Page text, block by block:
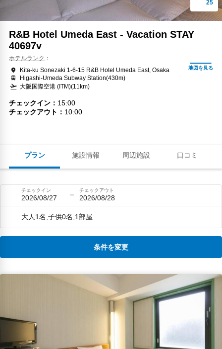
プラン 施設情報 周辺施設 口コミ
R&B Hotel Umeda East - Vacation STAY
40697v
ホテルランク
Kita-ku Sonezaki 1-6-15 R&B Hotel Umeda East, Osaka
Higashi-Umeda Subway Station(430m)
大阪国際空港 (ITM)(11km)
チェックイン
15:00
チェックアウト
10:00
チェックイン
2026/08/27
チェックアウト
2026/08/28
大人1名,子供0名,1部屋
条件を変更